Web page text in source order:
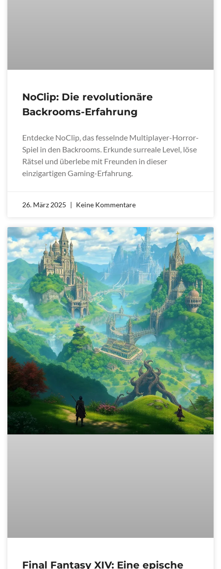
NoClip: Die revolutionäre
Backrooms-Erfahrung
Entdecke NoClip, das fesselnde Multiplayer-Horror-
Spiel in den Backrooms. Erkunde surreale Level, löse
Rätsel und überlebe mit Freunden in dieser
einzigartigen Gaming-Erfahrung.
26. März 2025 Keine Kommentare
Final Fantasy XIV: Eine epische